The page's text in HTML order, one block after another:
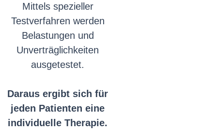
Mittels spezieller
Testverfahren werden
Belastungen und
Unverträglichkeiten
ausgetestet.
Daraus ergibt sich für
jeden Patienten eine
individuelle Therapie.